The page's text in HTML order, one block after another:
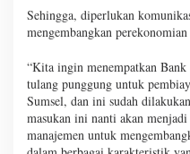
Sehingga, diperlukan
mengembangkan
“Kita ingin menempatkan Bank
tulang punggung untuk
Sumsel, dan ini sudah
masukan ini nanti akan
manajemen untuk